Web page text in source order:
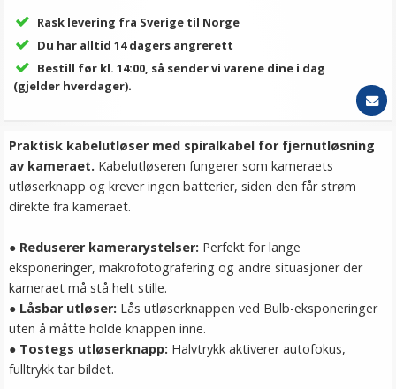
Rask levering fra Sverige til Norge
Du har alltid 14 dagers angrerett
Bestill før kl. 14:00, så sender vi varene dine i dag
(gjelder hverdager).
Praktisk kabelutløser med spiralkabel for fjernutløsning
av kameraet. Kabelutløseren fungerer som kameraets
utløserknapp og krever ingen batterier, siden den får strøm
direkte fra kameraet.
● Reduserer kamerarystelser: Perfekt for lange
eksponeringer, makrofotografering og andre situasjoner der
kameraet må stå helt stille.
● Låsbar utløser: Lås utløserknappen ved Bulb-eksponeringer
uten å måtte holde knappen inne.
● Tostegs utløserknapp: Halvtrykk aktiverer autofokus,
fulltrykk tar bildet.